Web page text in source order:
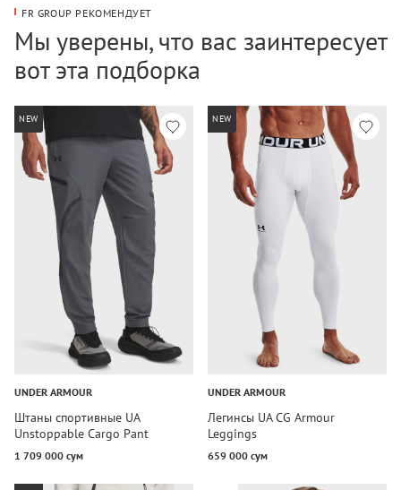
FR GROUP РЕКОМЕНДУЕТ
Мы уверены, что вас заинтересует
вот эта подборка
NEW
UNDER ARMOUR
Штаны спортивные UA
Unstoppable Cargo Pant
1 709 000 сум
NEW
UNDER ARMOUR
Легинсы UA CG Armour
Leggings
659 000 сум